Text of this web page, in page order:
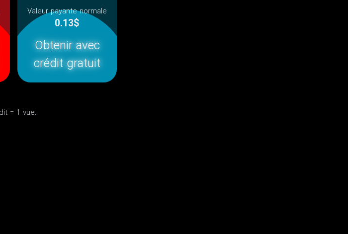
Valeur payante normale
0.13$
Obtenir avec
crédit gratuit
= 1 vue.